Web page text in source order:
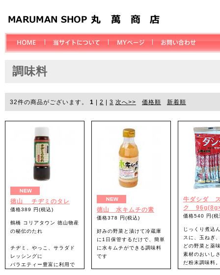
調味料
32件の商品がございます。 1 | 2 | 3 次へ>> 価格順 新着順
徳山 チヂミのタレ
価格389 円(税込)
鶴橋 コリアタウン 徳山物産
の秘伝のたれ
チヂミ、やっこ、サラダド
レッシングに
バラエティー豊富に利用で
徳山 水キムチの素
価格378 円(税込)
好みの野菜と漬けて冷蔵庫
に1日保管するだけで、簡単
に水キムチができる調味料
です
牛ダシダ
ク
価格540 円(税
じっくり煮込
スに、玉ねぎ
どの野菜と薬
素材のおいし
だ粉末調味料
深い牛肉の旨